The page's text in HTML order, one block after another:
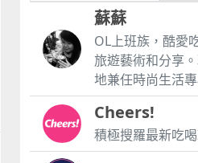
蘇蘇
OL上班族，酷愛
旅遊藝術和分享
地兼任時尚生活
Cheers!
積極搜羅最新吃